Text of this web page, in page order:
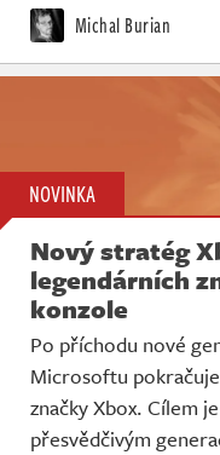
Michal Burian
NOVINKA
Nový stratég
legendárních
konzole
Po příchodu nové
Microsoftu
značky Xbox. Cílem
přesvědčivým